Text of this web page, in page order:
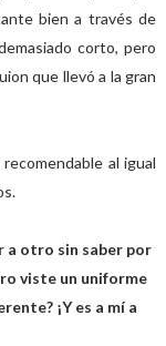
bien a través de
corto, pero
que llevó a la gran
al igual
a otro sin saber por
viste un uniforme
¡Y es a mí a